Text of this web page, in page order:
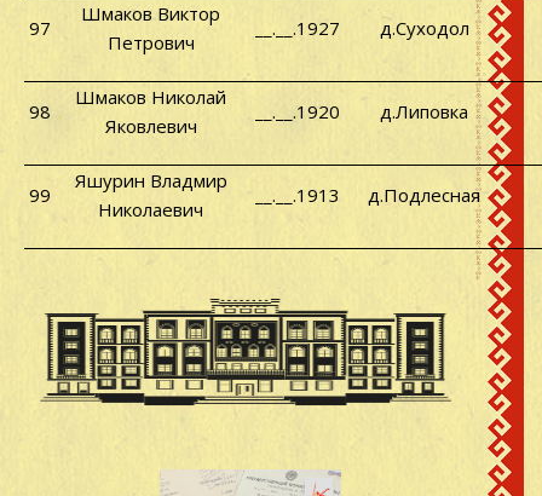
97
Шмаков Виктор
Петрович
__.__.1927 д.Суходол
98
Шмаков Николай
Яковлевич
__.__.1920 д.Липовка
99
Яшурин Владмир
Николаевич
__.__.1913 д.Подлесная